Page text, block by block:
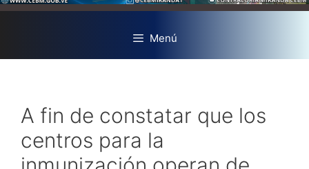
Menú
A fin de constatar que los
centros para la